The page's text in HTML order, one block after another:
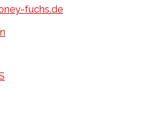
fuchs.de